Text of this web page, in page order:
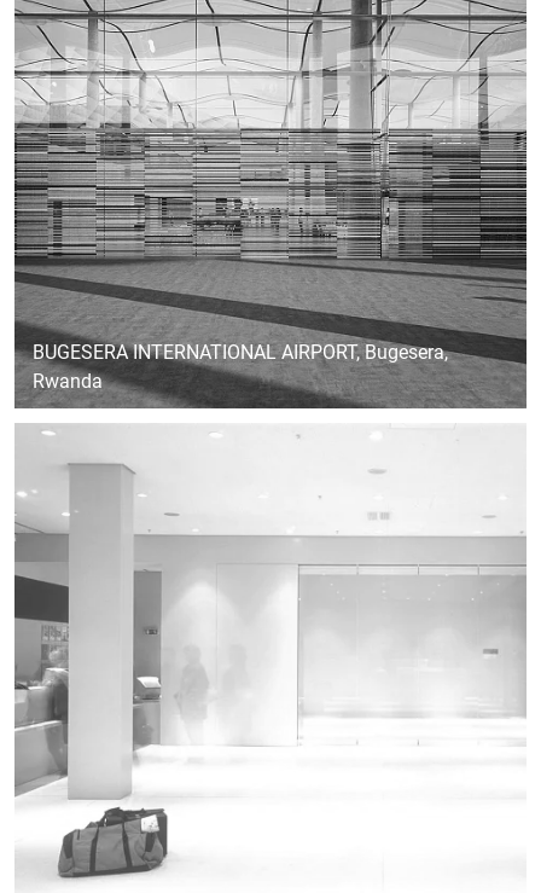
BUGESERA INTERNATIONAL AIRPORT, Bugesera,
Rwanda